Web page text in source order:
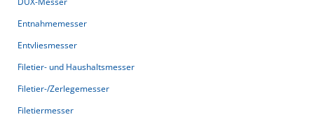
Entnahmemesser
Entvliesmesser
Filetier- und Haushaltsmesser
Filetier-/Zerlegemesser
Filetiermesser